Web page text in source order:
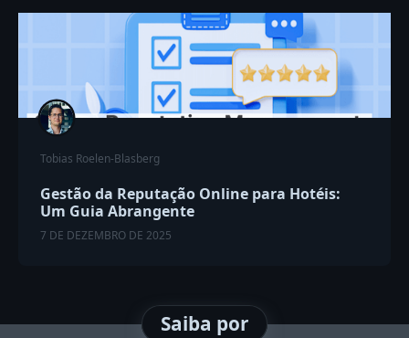
Tobias Roelen-Blasberg
Gestão da Reputação Online para Hotéis:
Um Guia Abrangente
7 DE DEZEMBRO DE 2025
Saiba por